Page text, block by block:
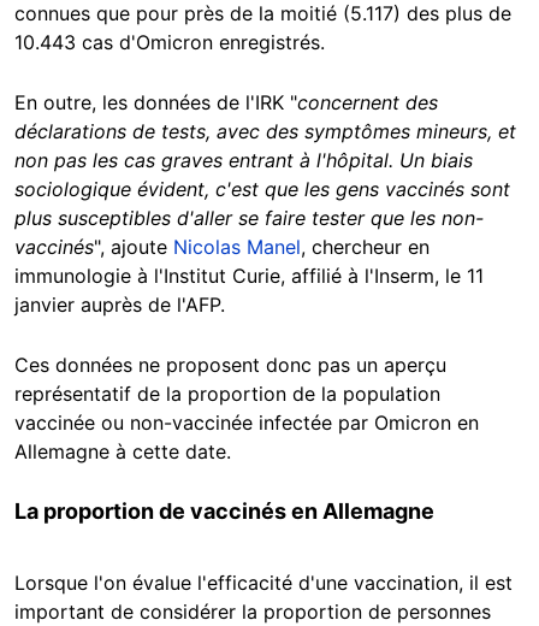
connues que pour près de la moitié (5.117) des plus de
10.443 cas d'Omicron enregistrés.
En outre, les données de l'IRK "concernent des
déclarations de tests, avec des symptômes mineurs, et
non pas les cas graves entrant à l'hôpital. Un biais
sociologique évident, c'est que les gens vaccinés sont
plus susceptibles d'aller se faire tester que les non-
vaccinés", ajoute Nicolas Manel, chercheur en
immunologie à l'Institut Curie, affilié à l'Inserm, le 11
janvier auprès de l'AFP.
Ces données ne proposent donc pas un aperçu
représentatif de la proportion de la population
vaccinée ou non-vaccinée infectée par Omicron en
Allemagne à cette date.
La proportion de vaccinés en Allemagne
Lorsque l'on évalue l'efficacité d'une vaccination, il est
important de considérer la proportion de personnes